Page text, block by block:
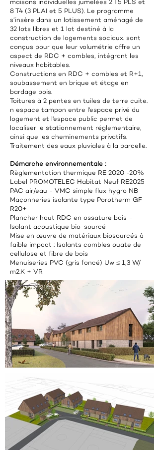
maisons individuelles jumelées 2 T5 PLS et
8 T4 (3 PLAI et 5 PLUS). Le programme
s’insère dans un lotissement aménagé de
32 lots libres et 1 lot destiné à la
construction de logements sociaux. sont
conçus pour que leur volumétrie offre un
aspect de RDC + combles, intégrant les
niveaux habitables.
Constructions en RDC + combles et R+1,
soubassement en brique et étage en
bardage bois.
Toitures à 2 pentes en tuiles de terre cuite.
n espace tampon entre l'espace privé du
logement et l'espace public permet de
localiser le stationnement réglementaire,
ainsi que les cheminements privatifs.
Traitement des eaux pluviales à la parcelle.
Démarche environnementale :
Règlementation thermique RE 2020 -20%
Label PROMOTELEC Habitat Neuf RE2025
PAC air/eau - VMC simple flux hygro NB
Maçonneries isolante type Porotherm GF
R20+
Plancher haut RDC en ossature bois -
Isolant acoustique bio-sourcé
Mise en œuvre de matériaux biosourcés à
faible impact : Isolants combles ouate de
cellulose et fibre de bois
Menuiseries PVC (gris foncé) Uw ≤ 1,3 W/
m2.K + VR